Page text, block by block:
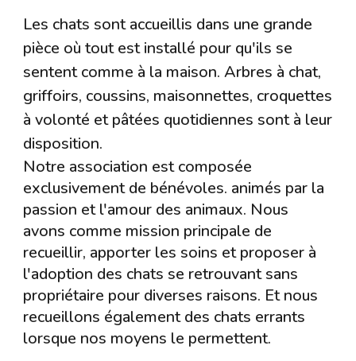
Les chats sont accueillis dans une grande
pièce où tout est installé pour qu'ils se
sentent comme à la maison. Arbres à chat,
griffoirs, coussins, maisonnettes, croquettes
à volonté et pâtées quotidiennes sont à leur
disposition.
Notre association est composée
exclusivement de bénévoles. animés par la
passion et l'amour des animaux. Nous
avons comme mission principale de
recueillir, apporter les soins et proposer à
l'adoption des chats se retrouvant sans
propriétaire pour diverses raisons. Et nous
recueillons également des chats errants
lorsque nos moyens le permettent.